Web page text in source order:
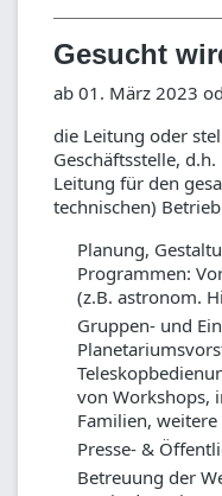
Gesucht
ab 01. März 2023
die Leitung oder
Geschäftsstelle,
Leitung für den
technischen)
Planung,
Programmen:
(z.B. astronom.
Gruppen- und
von Workshops,
Familien,
Presse- &
Betreuung der